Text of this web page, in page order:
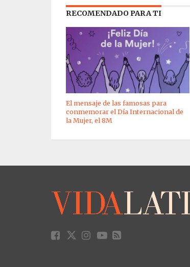
RECOMENDADO PARA TI
El mensaje de las famosas para
conmemorar el Día Internacional de
la Mujer, el 8M